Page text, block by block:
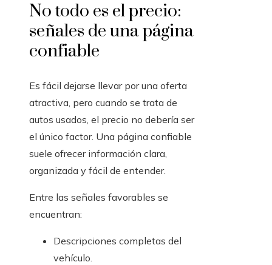
No todo es el precio:
señales de una página
confiable
Es fácil dejarse llevar por una oferta
atractiva, pero cuando se trata de
autos usados, el precio no debería ser
el único factor. Una página confiable
suele ofrecer información clara,
organizada y fácil de entender.
Entre las señales favorables se
encuentran:
Descripciones completas del
vehículo.